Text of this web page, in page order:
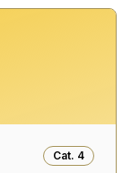
Cat. 4